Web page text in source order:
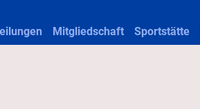
Mitgliedschaft Sportstätte